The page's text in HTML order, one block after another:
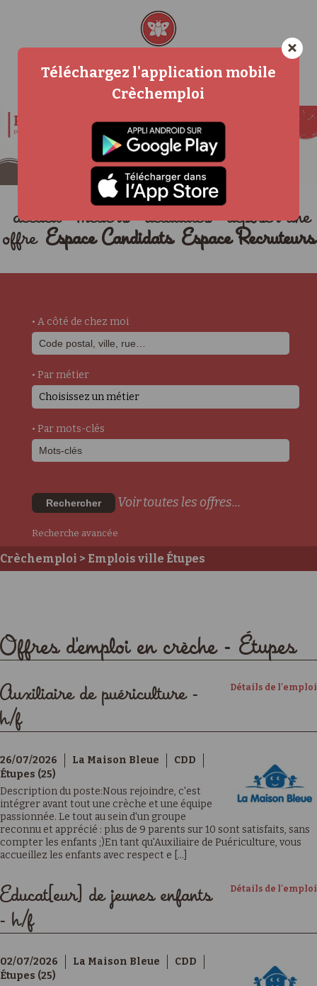
accueil métiers actualités
déposer une
offre Espace Candidats Espace Recruteurs
• A côté de chez moi
• Par métier
Choisissez un métier
• Par mots-clés
Rechercher Voir toutes les offres...
Recherche avancée
Crèchemploi > Emplois ville Étupes
Offres d'emploi en crèche - Étupes
Détails de l'emploi
Auxiliaire de puériculture -
h/f
26/07/2026 La Maison Bleue
CDD
Étupes (25)
Description du poste:Nous rejoindre, c'est
intégrer avant tout une crèche et une équipe
passionnée. Le tout au sein d'un groupe
reconnu et apprécié : plus de 9 parents sur 10 sont satisfaits, sans
compter les enfants ;)En tant qu'Auxiliaire de Puériculture, vous
accueillez les enfants avec respect e [...]
Détails de l'emploi
Educat[eur] de jeunes enfants
- h/f
02/07/2026 La Maison Bleue
CDD
Étupes (25)
×
Téléchargez l'application mobile
Crèchemploi